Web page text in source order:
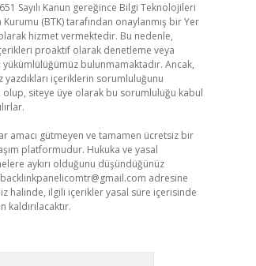
Sayılı Kanun gereğince Bilgi Teknolojileri
(BTK) tarafından onaylanmış bir Yer
olarak hizmet vermektedir. Bu nedenle,
proaktif olarak denetleme veya
yükümlülüğümüz bulunmamaktadır. Ancak,
yazdıkları içeriklerin sorumluluğunu
olup, siteye üye olarak bu sorumluluğu kabul
amacı gütmeyen ve tamamen ücretsiz bir
platformudur. Hukuka ve yasal
aykırı olduğunu düşündüğünüz
backlinkpanelicomtr@gmail.com adresine
halinde, ilgili içerikler yasal süre içerisinde
kaldırılacaktır.